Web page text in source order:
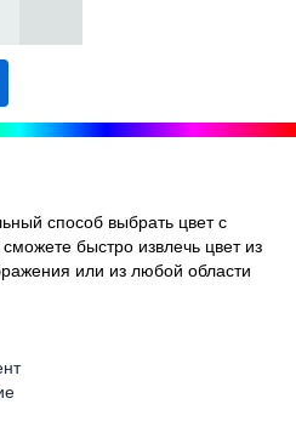
способ выбрать цвет с
быстро извлечь цвет из
или из любой области